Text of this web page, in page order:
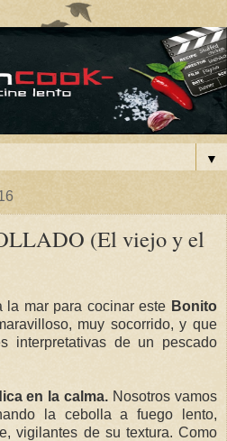
▼
(El viejo y el
la mar para cocinar este Bonito
muy socorrido, y que
interpretativas de un pescado
en la calma. Nosotros vamos
la cebolla a fuego lento,
vigilantes de su textura. Como